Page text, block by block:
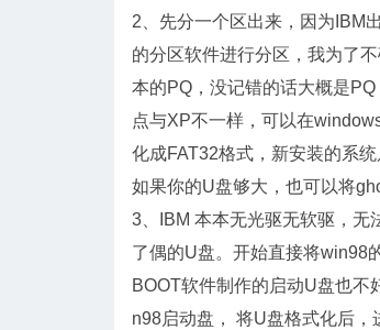
2、先分一个区出来，因为IBM
的分区软件进行分区，我为了
本的PQ，没记错的话大概是
点与XP不一样，可以在
化成FAT32格式，新安装的系
如果你的U盘够大，也可以将
3、IBM 本本无光驱无软驱，无
了偶的U盘。开始直接将win98
BOOT软件制作的启动U盘也不
n98启动盘， 将U盘格式化后，